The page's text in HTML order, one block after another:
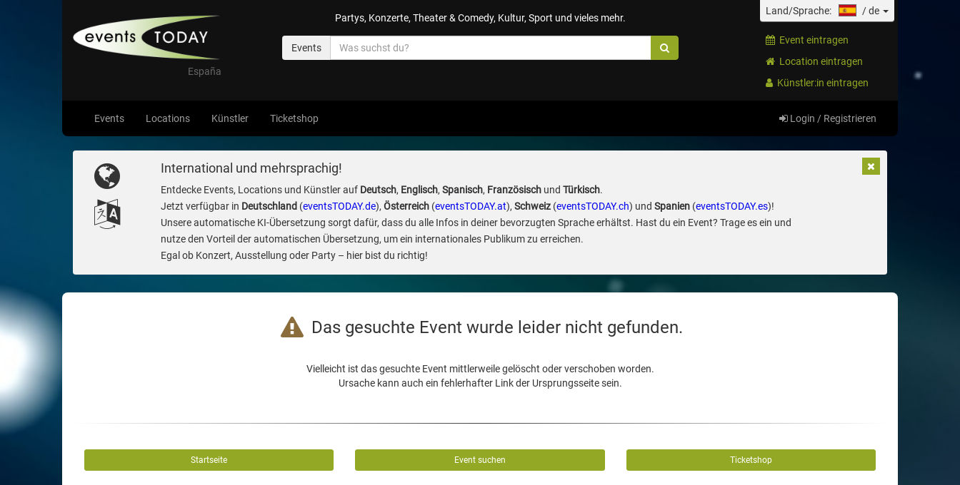
España
Partys, Konzerte, Theater & Comedy, Kultur, Sport und vieles mehr.
Events
Land/Sprache: /de
Event eintragen
Location eintragen
Künstler:in eintragen
Events Locations Künstler Ticketshop Login / Registrieren
International und mehrsprachig!
Entdecke Events, Locations und Künstler auf Deutsch, Englisch, Spanisch, Französischund Türkisch.
Jetzt verfügbar in Deutschland (eventsTODAY.de), Österreich(eventsTODAY.at), Schweiz(eventsTODAY.ch) und Spanien(eventsTODAY.es)!
Unsere automatische KI-Übersetzung sorgt dafür, dass du alle Infos in deiner bevorzugten Sprache erhältst. Hast du ein Event? Trage es ein und
nutze den Vorteil der automatischen Übersetzung, um ein internationales Publikum zu erreichen.
Egal ob Konzert, Ausstellung oder Party – hier bist du richtig!
Das gesuchte Event wurde leider nicht gefunden.
Vielleicht ist das gesuchte Event mittlerweile gelöscht oder verschoben worden.
Ursache kann auch ein fehlerhafter Link der Ursprungsseite sein.
Startseite Event suchen Ticketshop